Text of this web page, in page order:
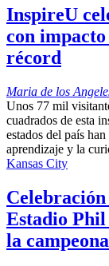
InspireU
con
récord
Maria de los
Unos 77 mil
cuadrados de esta
estados del país
aprendizaje y la
Kansas City
Estadio
la